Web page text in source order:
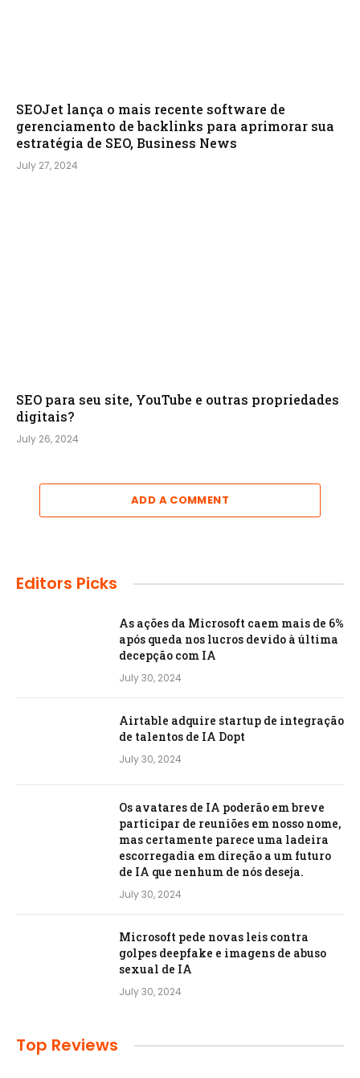
SEOJet lança o mais recente software de
gerenciamento de backlinks para aprimorar sua
estratégia de SEO, Business News
July 27, 2024
SEO para seu site, YouTube e outras propriedades
digitais?
July 26, 2024
ADD A COMMENT
Editors Picks
As ações da Microsoft caem mais de 6%
após queda nos lucros devido à última
decepção com IA
July 30, 2024
Airtable adquire startup de integração
de talentos de IA Dopt
July 30, 2024
Os avatares de IA poderão em breve
participar de reuniões em nosso nome,
mas certamente parece uma ladeira
escorregadia em direção a um futuro
de IA que nenhum de nós deseja.
July 30, 2024
Microsoft pede novas leis contra
golpes deepfake e imagens de abuso
sexual de IA
July 30, 2024
Top Reviews